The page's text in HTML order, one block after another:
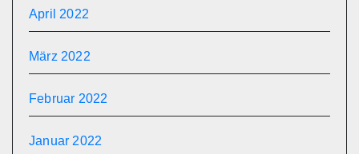
April 2022
März 2022
Februar 2022
Januar 2022